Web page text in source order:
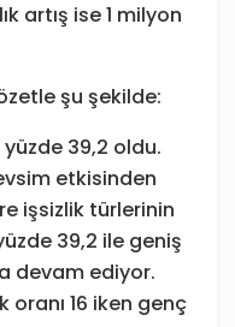
artış ise 1 milyon
şu şekilde:
yüzde 39,2 oldu.
etkisinden
işsizlik türlerinin
39,2 ile geniş
devam ediyor.
oranı 16 iken genç